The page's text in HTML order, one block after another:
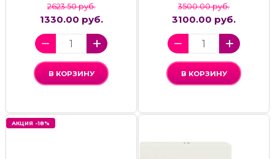
2623.50 руб.
1330.00 руб.
В КОРЗИНУ
3500.00 руб.
3100.00 руб.
В КОРЗИНУ
АКЦИЯ -18%